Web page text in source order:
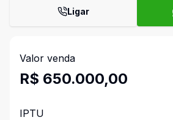
Ligar
Valor venda
R$ 650.000,00
IPTU